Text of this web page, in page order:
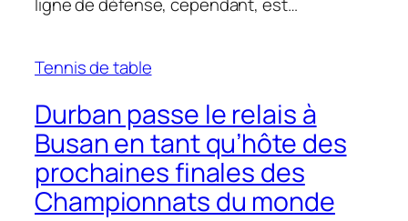
Tennis de table
Durban passe le relais à
Busan en tant qu’hôte des
prochaines finales des
Championnats du monde